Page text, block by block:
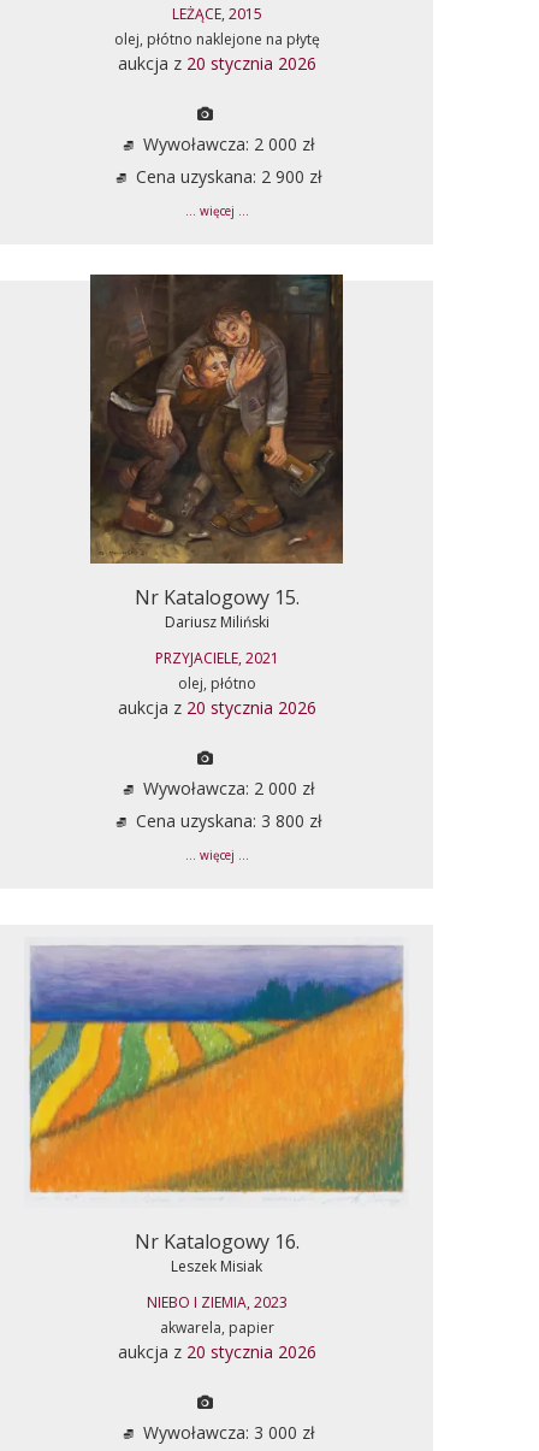
LEŻĄCE, 2015
olej, płótno naklejone na płytę
aukcja z 20 stycznia 2026
Wywoławcza: 2 000 zł
Cena uzyskana: 2 900 zł
... więcej ...
Nr Katalogowy 15.
Dariusz Miliński
PRZYJACIELE, 2021
olej, płótno
aukcja z 20 stycznia 2026
Wywoławcza: 2 000 zł
Cena uzyskana: 3 800 zł
... więcej ...
Nr Katalogowy 16.
Leszek Misiak
NIEBO I ZIEMIA, 2023
akwarela, papier
aukcja z 20 stycznia 2026
Wywoławcza: 3 000 zł